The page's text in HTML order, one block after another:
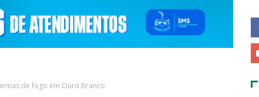
de fogo em Ouro Branco